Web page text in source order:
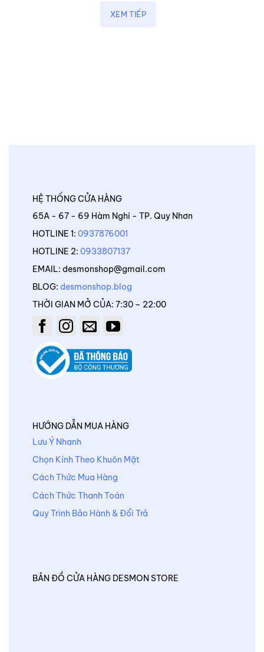
XEM TIẾP
HỆ THỐNG CỬA HÀNG
65A - 67 - 69 Hàm Nghi - TP. Quy Nhơn
HOTLINE 1: 0937876001
HOTLINE 2: 0933807137
EMAIL: desmonshop@gmail.com
BLOG: desmonshop.blog
THỜI GIAN MỞ CỦA: 7:30 – 22:00
HƯỚNG DẪN MUA HÀNG
Lưu Ý Nhanh
Chọn Kính Theo Khuôn Mặt
Cách Thức Mua Hàng
Cách Thức Thanh Toán
Quy Trình Bảo Hành & Đổi Trả
BẢN ĐỒ CỬA HÀNG DESMON STORE